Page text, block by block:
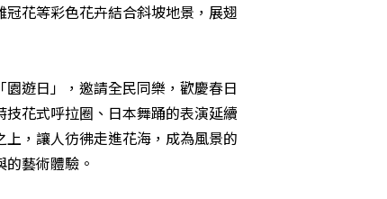
花等彩色花卉結合斜坡地景，展翅
遊日」，邀請全民同樂，歡慶春日
花式呼拉圈、日本舞踊的表演延續
，讓人彷彿走進花海，成為風景的
藝術體驗。